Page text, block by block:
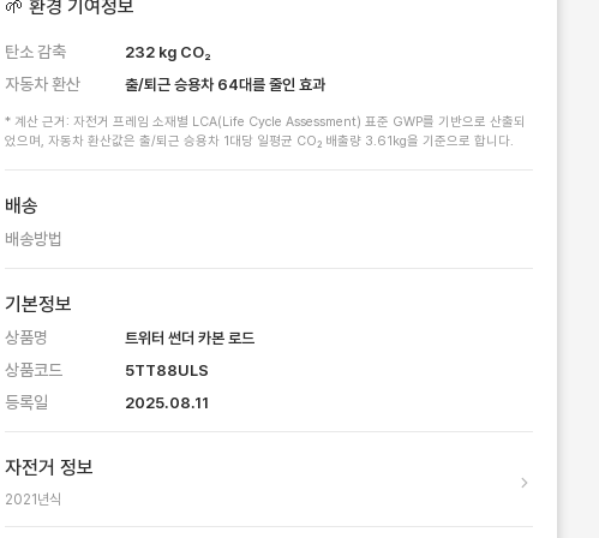
🌱 환경 기여정보
탄소 감축 232 kg CO₂
자동차 환산 출/퇴근 승용차 64대를 줄인 효과
* 계산 근거: 자전거 프레임 소재별 LCA(Life Cycle Assessment) 표준 GWP를 기반으로 산출되
었으며, 자동차 환산값은 출/퇴근 승용차 1대당 일평균 CO₂ 배출량 3.61kg을 기준으로 합니다.
배송
배송방법
기본정보
상품명 트위터 썬더 카본 로드
상품코드 5TT88ULS
등록일 2025.08.11
자전거 정보
2021 년식